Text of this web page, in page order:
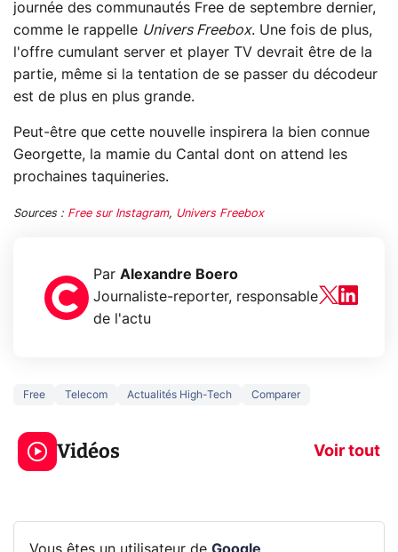
journée des communautés Free de septembre dernier,
comme le rappelle Univers Freebox. Une fois de plus,
l'offre cumulant server et player TV devrait être de la
partie, même si la tentation de se passer du décodeur
est de plus en plus grande.
Peut-être que cette nouvelle inspirera la bien connue
Georgette, la mamie du Cantal dont on attend les
prochaines taquineries.
Sources : Free sur Instagram, Univers Freebox
Par Alexandre Boero
Journaliste-reporter, responsable
de l'actu
Free Telecom Actualités High-Tech Comparer
Vidéos Voir tout
5 générations de
jeux dans la
prochaine Xbox !
Ce que vous
navigation